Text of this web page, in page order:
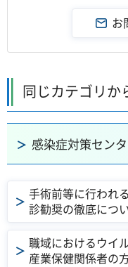
同じカテゴリか
感染症対策セン
手術前等に行われ
診勧奨の徹底につ
職域におけるウイ
産業保健関係者の方